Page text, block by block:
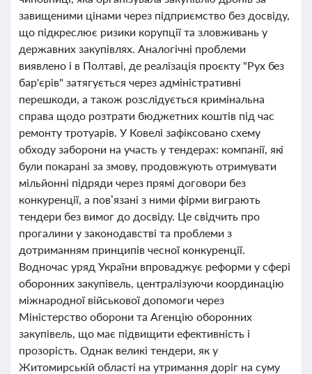
завищеними цінами через підприємство без досвіду,
що підкреслює ризики корупції та зловживань у
державних закупівлях. Аналогічні проблеми
виявлено і в Полтаві, де реалізація проєкту "Рух без
бар'єрів" затягується через адміністративні
перешкоди, а також розслідується кримінальна
справа щодо розтрати бюджетних коштів під час
ремонту тротуарів. У Ковелі зафіксовано схему
обходу заборони на участь у тендерах: компанії, які
були покарані за змову, продовжують отримувати
мільйонні підряди через прямі договори без
конкуренції, а пов’язані з ними фірми виграють
тендери без вимог до досвіду. Це свідчить про
прогалини у законодавстві та проблеми з
дотриманням принципів чесної конкуренції.
Водночас уряд України впроваджує реформи у сфері
оборонних закупівель, централізуючи координацію
міжнародної військової допомоги через
Міністерство оборони та Агенцію оборонних
закупівель, що має підвищити ефективність і
прозорість. Однак великі тендери, як у
Житомирській області на утримання доріг на суму